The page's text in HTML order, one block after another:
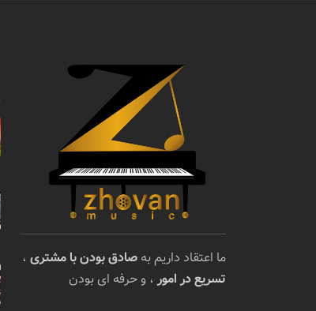
ما اعتقاد داریم به صادق بودن با مشتری ،
تسریع در امور ، و حرفه ای بودن